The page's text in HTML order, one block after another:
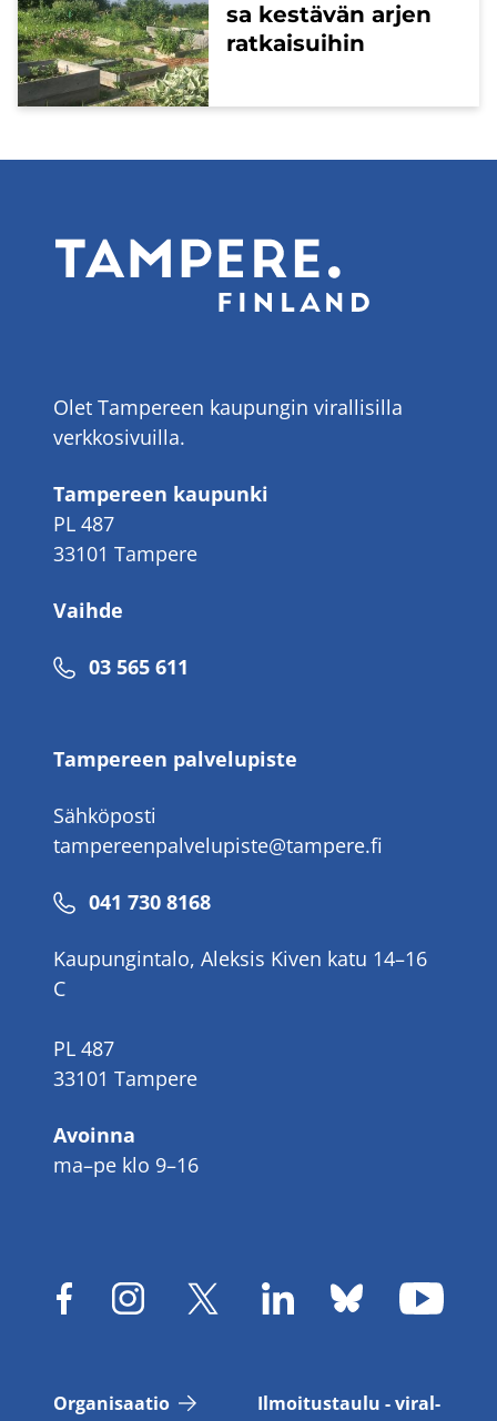
sa kes­tä­vän arjen
rat­kai­sui­hin
Olet Tampereen kaupungin virallisilla
verkkosivuilla.
Tampereen kaupunki
PL 487
33101 Tampere
Vaihde
Puhelinnumero
03 565 611
Tampereen palvelupiste
Sähköposti
tampereenpalvelupiste@tampere.fi
Puhelinnumero
041 730 8168
Kaupungintalo, Aleksis Kiven katu 14–16
C
PL 487
33101 Tampere
Avoinna
ma–pe klo 9–16
Or­ga­ni­saa­tio
Il­moi­tus­tau­lu - vi­ral­